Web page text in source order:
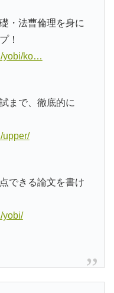
・法曹倫理を身に
！
yobi/ko…
まで、徹底的に
upper/
できる論文を書け
yobi/